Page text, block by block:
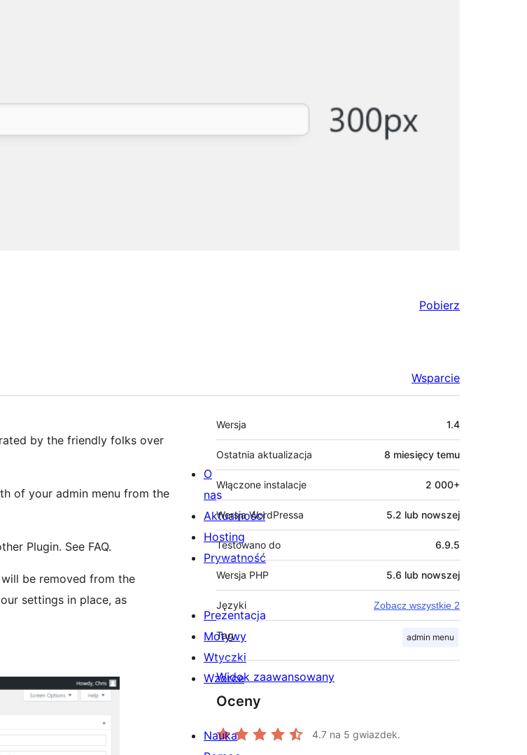
Pobierz
Wsparcie
by the friendly folks over
of your admin menu from the
Plugin. See FAQ.
be removed from the
settings in place, as
Meta
Wersja 1.4
Ostatnia aktualizacja 8 miesięcy temu
Włączone instalacje 2 000+
Wersja WordPressa 5.2 lub nowszej
Testowano do 6.9.5
Wersja PHP 5.6 lub nowszej
Języki Zobacz wszystkie 2
Tag admin menu
Widok zaawansowany
Oceny
4.7 na 5 gwiazdek.
O
nas
Aktualności
Hosting
Prywatność
Prezentacja
Motywy
Wtyczki
Wzorce
Nauka